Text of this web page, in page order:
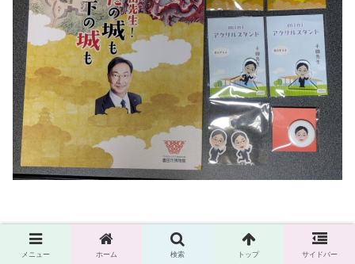
メニュー ホーム 検索 トップ サイドバー